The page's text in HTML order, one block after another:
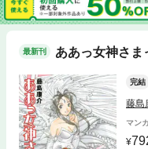
最新刊 ああっ女神さま
完結
藤島
マン